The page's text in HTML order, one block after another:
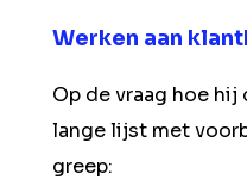
Werken aan
Op de vraag hoe
lange lijst met
greep: